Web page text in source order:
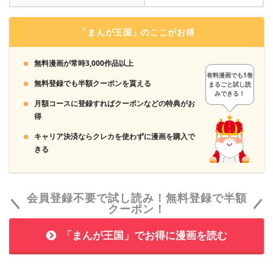
600ポイントを獲得し、31日間無料で「U-NEXT」
を使い放題です。
この解約方法さえ覚えておけば、無料期間を過ぎて「U-
NEXT」を使っていないのに月額料金を取られ続けるようなト
ラブルは起こりません。「まんが王国」のここがお得
無料漫画が常時3,000作品以上
無料登録でも半額クーポンを貰える
月額コースに登録すればクーポンなどの特典がお
得
キャリア決済ならクレカを使わずに漫画を購入で
きる
有料漫画でも1巻
まるごと試し読
みできる！
会員登録不要で試し読み！無料登録で半額
クーポン！
「まんが王国」でお得に漫画を読む